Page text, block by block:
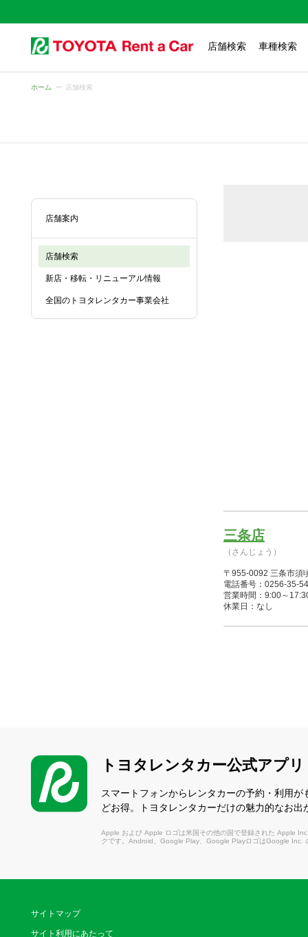
店舗検索 車種検索
ホーム 店舗検索
店舗案内
店舗検索
新店・移転・リニューアル情報
全国のトヨタレンタカー事業会社
三条店
（さんじょう）
〒955-0092 三条市須
電話番号：0256-35-
営業時間：9:00～
休業日：なし
トヨタレンタカー公式アプリ
スマートフォンからレンタカーの予約・利用
どお得。トヨタレンタカーだけの魅力的なお出
Apple および Apple ロゴは米国その他の国で登録された Apple
クです。Android、Google Play、Google PlayロゴはGoogle Inc.
サイトマップ
サイト利用にあたって